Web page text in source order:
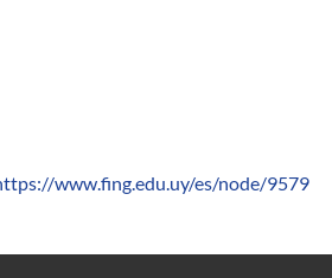
www.fing.edu.uy/es/node/9579